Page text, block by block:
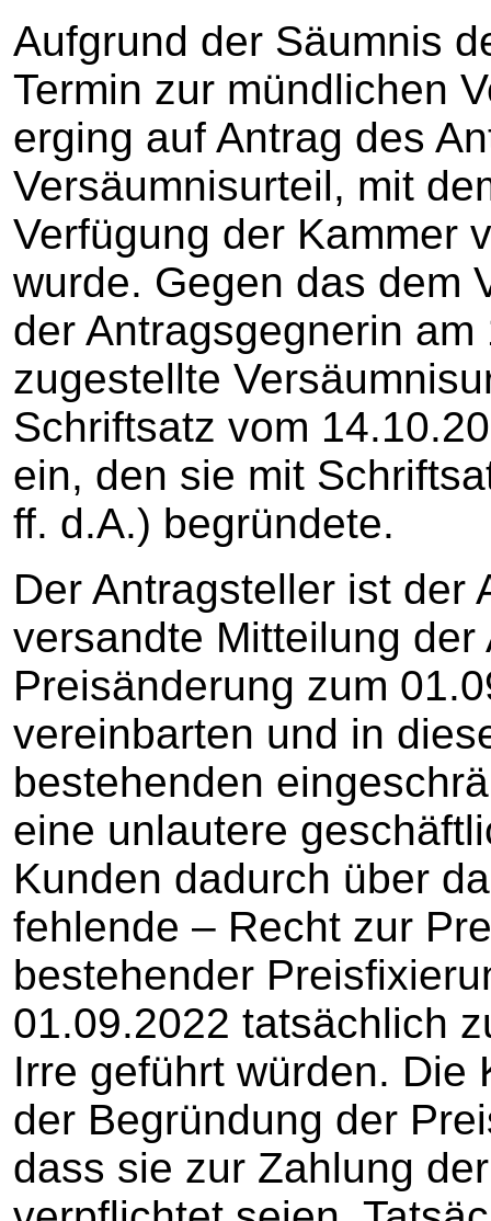
Aufgrund der Säumnis
Termin zur mündlichen
erging auf Antrag des
Versäumnisurteil, mit
Verfügung der Kammer
wurde. Gegen das dem
der Antragsgegnerin
zugestellte
Schriftsatz vom
ein, den sie mit
ff. d.A.) begründete.
Der Antragsteller ist der
versandte Mitteilung
Preisänderung zum
vereinbarten und in
bestehenden
eine unlautere
Kunden dadurch über
fehlende – Recht zur
bestehender
01.09.2022 tatsächlich
Irre geführt würden. Die
der Begründung der
dass sie zur Zahlung